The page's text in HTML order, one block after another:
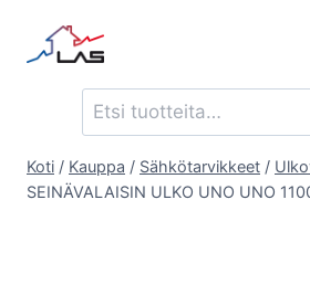
sisältöön
Etsi:
Koti / Kauppa / Sähkötarvikkeet /
SEINÄVALAISIN ULKO UNO UNO